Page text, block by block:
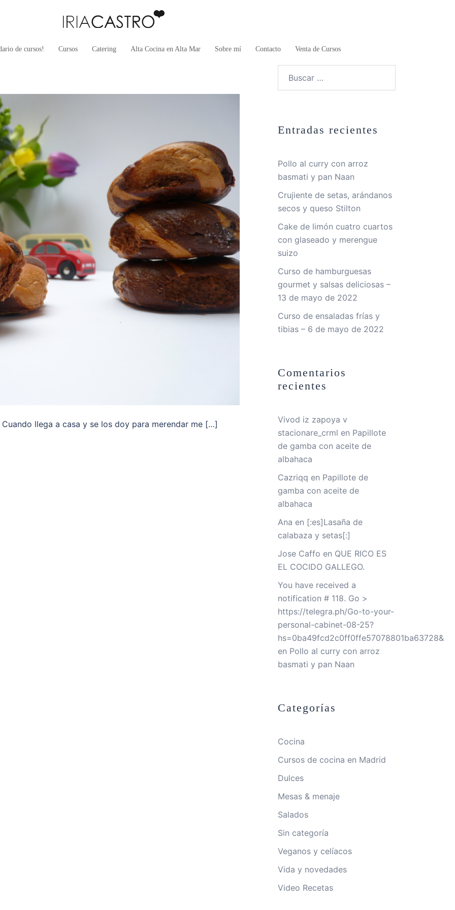
de cursos! Cursos Catering Alta Cocina en Alta Mar Sobre mí Contacto Venta de Cursos
llega a casa y se los doy para merendar me […]
Entradas recientes
Pollo al curry con arroz
basmati y pan Naan
Crujiente de setas, arándanos
secos y queso Stilton
Cake de limón cuatro cuartos
con glaseado y merengue
suizo
Curso de hamburguesas
gourmet y salsas deliciosas –
13 de mayo de 2022
Curso de ensaladas frías y
tibias – 6 de mayo de 2022
Comentarios
recientes
Vivod iz zapoya v
stacionare_crml en Papillote
de gamba con aceite de
albahaca
Cazriqq en Papillote de
gamba con aceite de
albahaca
Ana en [:es]Lasaña de
calabaza y setas[:]
Jose Caffo en QUE RICO ES
EL COCIDO GALLEGO.
You have received a
notification # 118. Go >
https://telegra.ph/Go-to-your-
personal-cabinet-08-25?
hs=0ba49fcd2c0ff0ffe57078801ba63728&
en Pollo al curry con arroz
basmati y pan Naan
Categorías
Cocina
Cursos de cocina en Madrid
Dulces
Mesas & menaje
Salados
Sin categoría
Veganos y celíacos
Vida y novedades
Video Recetas